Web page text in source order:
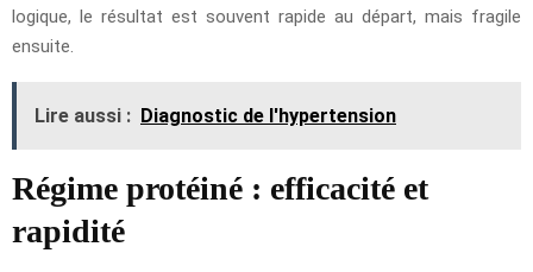
logique, le résultat est souvent rapide au départ, mais fragile
ensuite.
Lire aussi : Diagnostic de l'hypertension
Régime protéiné : efficacité et
rapidité